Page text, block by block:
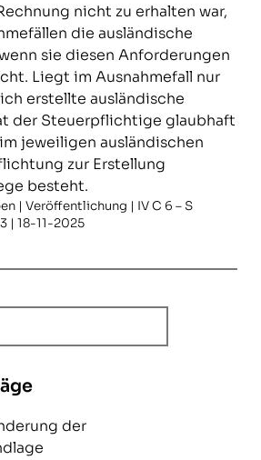
nicht zu erhalten war,
die ausländische
sie diesen Anforderungen
Liegt im Ausnahmefall nur
erstellte ausländische
der Steuerpflichtige glaubhaft
jeweiligen ausländischen
zur Erstellung
besteht.
| Veröffentlichung | IV C 6 – S
| 18-11-2025
der